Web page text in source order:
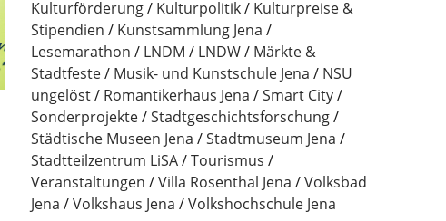
Kulturförderung
Kulturpolitik
Kulturpreise &
Stipendien
Kunstsammlung Jena
Lesemarathon
LNDM LNDW
Märkte &
Stadtfeste
Musik- und Kunstschule Jena
NSU
ungelöst
Romantikerhaus Jena
Smart City
Sonderprojekte
Stadtgeschichtsforschung
Städtische Museen Jena
Stadtmuseum Jena
Stadtteilzentrum LiSA
Tourismus
Veranstaltungen
Villa Rosenthal Jena
Volksbad
Jena
Volkshaus Jena Volkshochschule Jena